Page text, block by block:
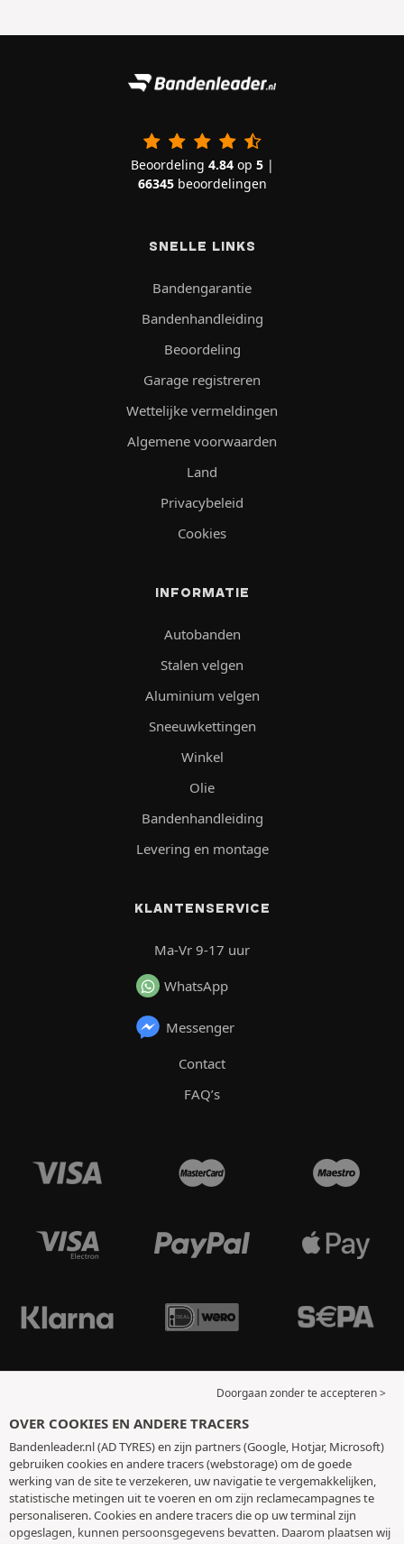
Beoordeling 4.84op 5|
66345beoordelingen
SNELLE LINKS
Bandengarantie
Bandenhandleiding
Beoordeling
Garage registreren
Wettelijke vermeldingen
Algemene voorwaarden
Land
Privacybeleid
Cookies
INFORMATIE
Autobanden
Stalen velgen
Aluminium velgen
Sneeuwkettingen
Winkel
Olie
Bandenhandleiding
Levering en montage
KLANTENSERVICE
Ma-Vr 9-17 uur
WhatsApp
Messenger
Contact
FAQ’s
Doorgaan zonder te accepteren >
OVER COOKIES EN ANDERE TRACERS
Bandenleader.nl (AD TYRES) en zijn partners (Google, Hotjar, Microsoft)
gebruiken cookies en andere tracers (webstorage) om de goede
werking van de site te verzekeren, uw navigatie te vergemakkelijken,
statistische metingen uit te voeren en om zijn reclamecampagnes te
personaliseren. Cookies en andere tracers die op uw terminal zijn
opgeslagen, kunnen persoonsgegevens bevatten. Daarom plaatsen wij